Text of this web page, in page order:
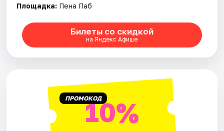
Площадка: Пена Паб
Билеты со скидкой
на Яндекс Афише
ПРОМОКОД10%